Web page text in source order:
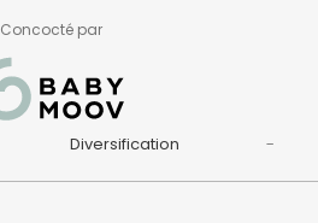
Concocté par
Diversification